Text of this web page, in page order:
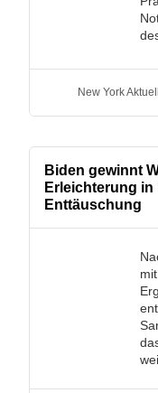
New York Aktuell
Biden gewinnt
Erleichterung in
Enttäuschung